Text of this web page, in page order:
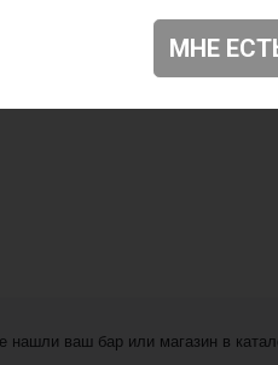
нашли ваш бар или магазин в
МНЕ